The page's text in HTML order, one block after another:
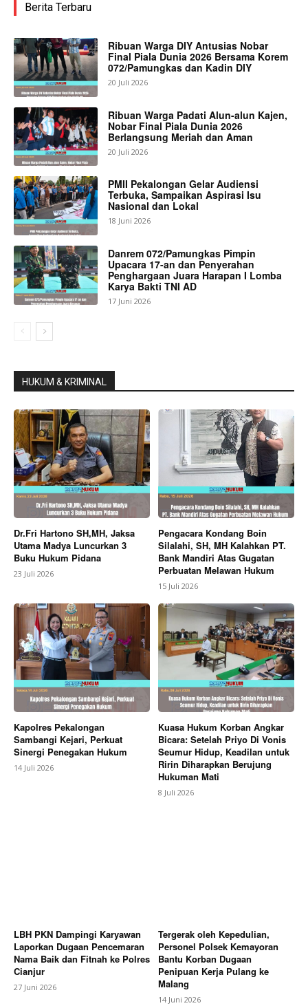
Berita Terbaru
Ribuan Warga DIY Antusias Nobar
Final Piala Dunia 2026 Bersama Korem
072/Pamungkas dan Kadin DIY
20 Juli 2026
Ribuan Warga Padati Alun-alun Kajen,
Nobar Final Piala Dunia 2026
Berlangsung Meriah dan Aman
20 Juli 2026
PMII Pekalongan Gelar Audiensi
Terbuka, Sampaikan Aspirasi Isu
Nasional dan Lokal
18 Juni 2026
Danrem 072/Pamungkas Pimpin
Upacara 17-an dan Penyerahan
Penghargaan Juara Harapan I Lomba
Karya Bakti TNI AD
17 Juni 2026
HUKUM & KRIMINAL
Dr.Fri Hartono SH,MH, Jaksa
Utama Madya Luncurkan 3
Buku Hukum Pidana
23 Juli 2026
Pengacara Kondang Boin
Silalahi, SH, MH Kalahkan PT.
Bank Mandiri Atas Gugatan
Perbuatan Melawan Hukum
15 Juli 2026
Kapolres Pekalongan
Sambangi Kejari, Perkuat
Sinergi Penegakan Hukum
14 Juli 2026
Kuasa Hukum Korban Angkar
Bicara: Setelah Priyo Di Vonis
Seumur Hidup, Keadilan untuk
Ririn Diharapkan Berujung
Hukuman Mati
8 Juli 2026
LBH PKN Dampingi Karyawan
Laporkan Dugaan Pencemaran
Nama Baik dan Fitnah ke Polres
Cianjur
27 Juni 2026
Tergerak oleh Kepedulian,
Personel Polsek Kemayoran
Bantu Korban Dugaan
Penipuan Kerja Pulang ke
Malang
14 Juni 2026